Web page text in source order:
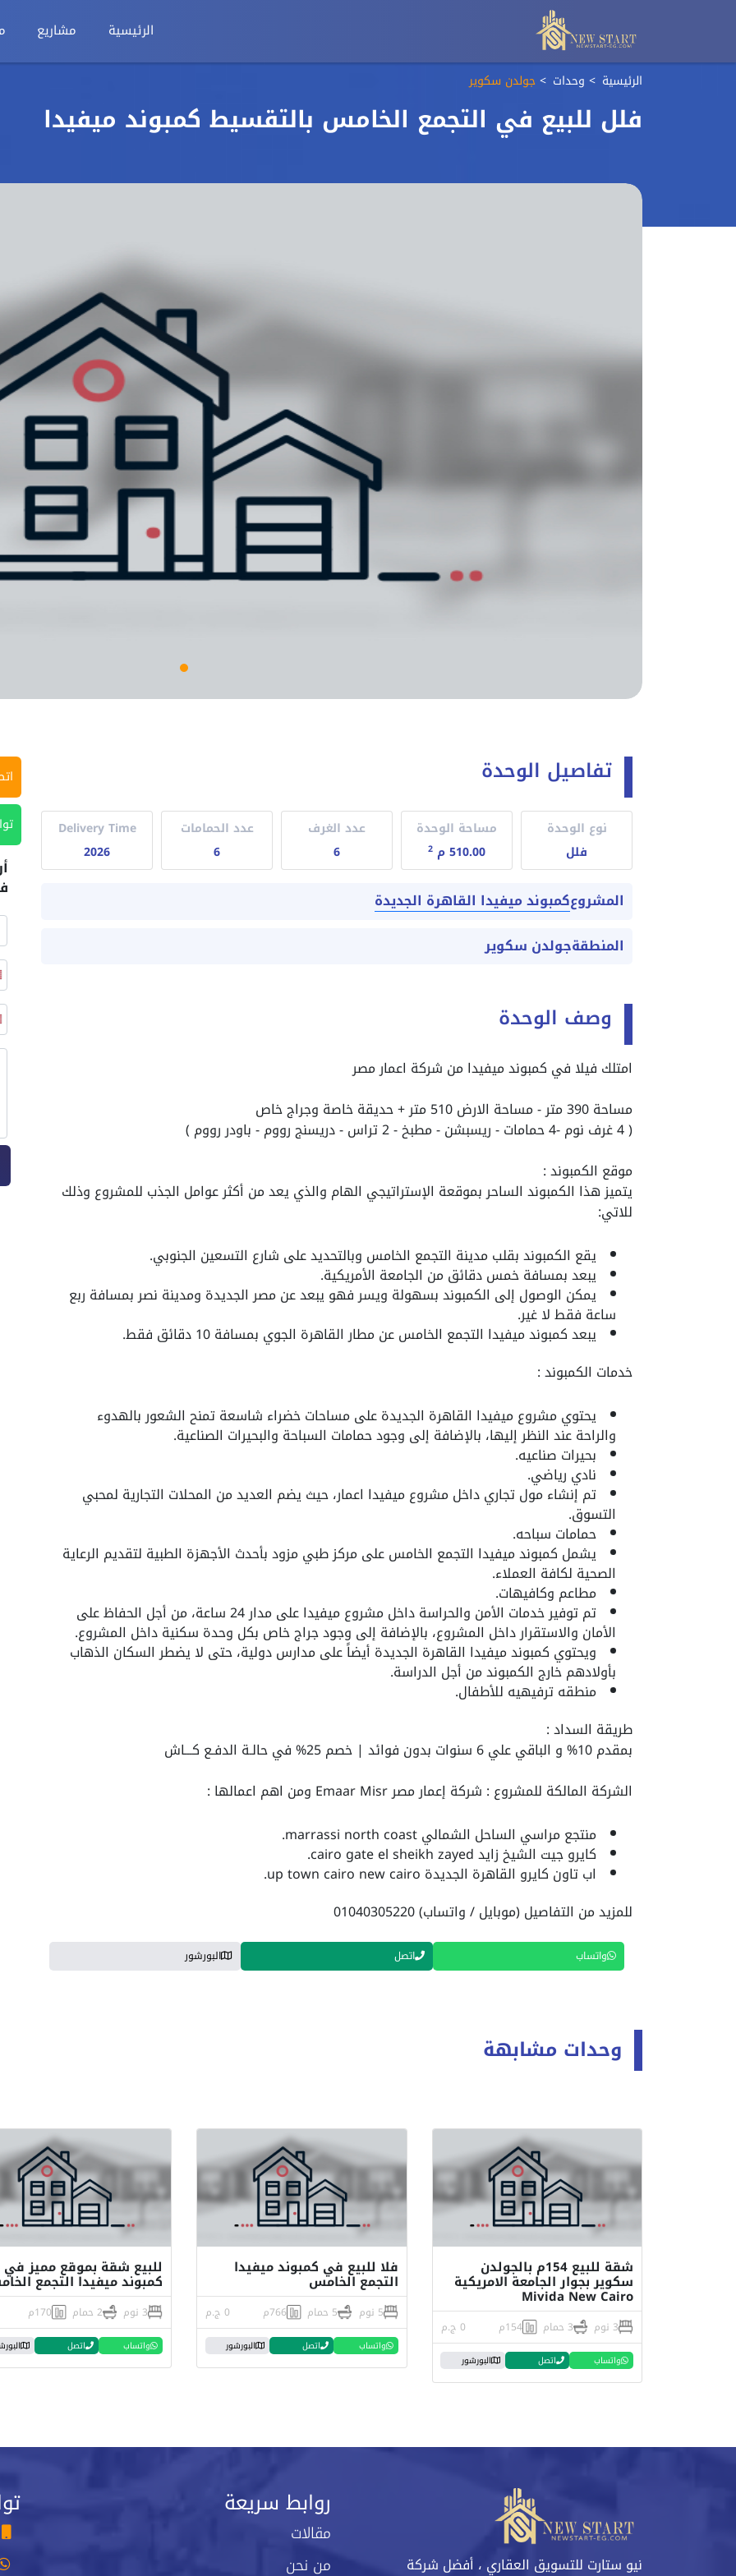
الرئيسية مشاريع
الرئيسية وحدات جولدن سكوير
فلل للبيع في التجمع الخامس بالتقسيط كمبوند ميفيدا
تفاصيل الوحدة
نوع الوحدة
فلل
مساحة الوحدة
510.00 م
2
عدد الغرف
6
عدد الحمامات
6
Delivery Time
2026
المشروعكمبوند ميفيدا القاهرة الجديدة
المنطقةجولدن سكوير
وصف الوحدة
امتلك فيلا في كمبوند ميفيدا من شركة اعمار مصر
مساحة 390 متر - مساحة الارض 510 متر + حديقة خاصة وجراج خاص
( 4 غرف نوم -4 حمامات - ريسبشن - مطبخ - 2 تراس - دريسنج رووم - باودر رووم )
موقع الكمبوند :
يتميز هذا الكمبوند الساحر بموقعة الإستراتيجي الهام والذي يعد من أكثر عوامل الجذب للمشروع وذلك
للاتي:
يقع الكمبوند بقلب مدينة التجمع الخامس وبالتحديد على شارع التسعين الجنوبي.
يبعد بمسافة خمس دقائق من الجامعة الأمريكية.
يمكن الوصول إلى الكمبوند بسهولة ويسر فهو يبعد عن مصر الجديدة ومدينة نصر بمسافة ربع
ساعة فقط لا غير.
يبعد كمبوند ميفيدا التجمع الخامس عن مطار القاهرة الجوي بمسافة 10 دقائق فقط.
خدمات الكمبوند :
يحتوي مشروع ميفيدا القاهرة الجديدة على مساحات خضراء شاسعة تمنح الشعور بالهدوء
والراحة عند النظر إليها، بالإضافة إلى وجود حمامات السباحة والبحيرات الصناعية.
بحيرات صناعيه.
نادي رياضي.
تم إنشاء مول تجاري داخل مشروع ميفيدا اعمار، حيث يضم العديد من المحلات التجارية لمحبي
التسوق.
حمامات سباحه.
يشمل كمبوند ميفيدا التجمع الخامس على مركز طبي مزود بأحدث الأجهزة الطبية لتقديم الرعاية
الصحية لكافة العملاء.
مطاعم وكافيهات.
تم توفير خدمات الأمن والحراسة داخل مشروع ميفيدا على مدار 24 ساعة، من أجل الحفاظ على
الأمان والاستقرار داخل المشروع، بالإضافة إلى وجود جراج خاص بكل وحدة سكنية داخل المشروع.
ويحتوي كمبوند ميفيدا القاهرة الجديدة أيضاً على مدارس دولية، حتى لا يضطر السكان الذهاب
بأولادهم خارج الكمبوند من أجل الدراسة.
منطقه ترفيهيه للأطفال.
طريقة السداد :
بمقدم 10% و الباقي علي 6 سنوات بدون فوائد | خصم 25% في حالـة الدفـع كـــاش
الشركة المالكة للمشروع : شركة إعمار مصر Emaar Misr ومن اهم اعمالها :
منتجع مراسي الساحل الشمالي marrassi north coast.
كايرو جيت الشيخ زايد cairo gate el sheikh zayed.
اب تاون كايرو القاهرة الجديدة up town cairo new cairo.
للمزيد من التفاصيل (موبايل / واتساب) 01040305220
واتساب اتصل البورشور
وحدات مشابهة
شقة للبيع 154م بالجولدن
سكوير بجوار الجامعة الامريكية
Mivida New Cairo
3 نوم 3 حمام 154م 0 ج.م
واتساب اتصل البورشور
فلا للبيع في كمبوند ميفيدا
التجمع الخامس
5 نوم 5 حمام 766م 0 ج.م
واتساب اتصل البورشور
للبيع شقة بموقع مميز في
كمبوند ميفيدا التجمع
3 نوم 2 حمام 170م
واتساب اتصل
نيو ستارت للتسويق العقاري ، أفضل شركة
روابط سريعة
مقالات
من نحن